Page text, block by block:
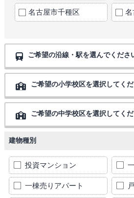
名古屋市千種区 名
ご希望の沿線・駅を選んでくださ
ご希望の小学校区を選択してく
ご希望の中学校区を選択してく
建物種別
投資マンション
一棟売りアパート